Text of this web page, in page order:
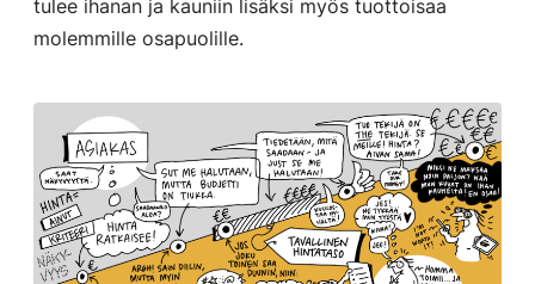
tulee ihanan ja kauniin lisäksi myös tuottoisaa
molemmille osapuolille.